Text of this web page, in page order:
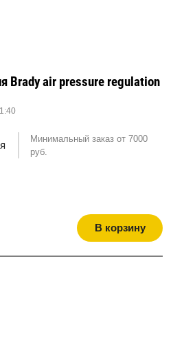
Brady air pressure regulation
Минимальный заказ от 7000
руб.
В корзину